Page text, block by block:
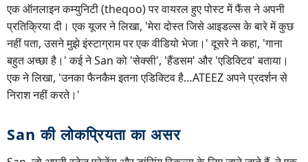
एक ऑनलाइन कम्युनिटी (theqoo) पर वायरल हुए पोस्ट में फैंस ने अपनी
प्रतिक्रिया दी। एक यूजर ने लिखा, 'मेरा दोस्त जिसे आइडल्स के बारे में कुछ
नहीं पता, उसने मुझे इंस्टाग्राम पर एक वीडियो भेजा।' दूसरे ने कहा, 'गाना
बहुत अच्छा है।' कई ने San को 'सेक्सी', 'हैंडसम' और 'एडिक्टिव' बताया।
एक ने लिखा, 'उनका फैनकैम इतना एडिक्टिव है…ATEEZ अपने प्रदर्शन से
निराश नहीं करते।'
San की लोकप्रियता का असर